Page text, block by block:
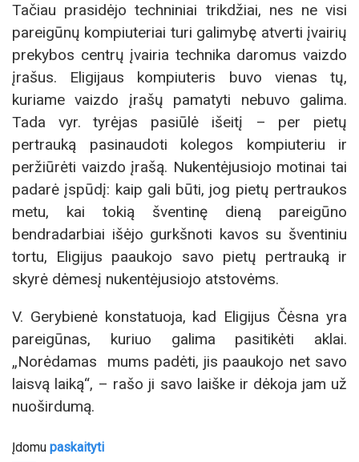
Tačiau prasidėjo techniniai trikdžiai, nes ne visi
pareigūnų kompiuteriai turi galimybę atverti įvairių
prekybos centrų įvairia technika daromus vaizdo
įrašus. Eligijaus kompiuteris buvo vienas tų,
kuriame vaizdo įrašų pamatyti nebuvo galima.
Tada vyr. tyrėjas pasiūlė išeitį – per pietų
pertrauką pasinaudoti kolegos kompiuteriu ir
peržiūrėti vaizdo įrašą. Nukentėjusiojo motinai tai
padarė įspūdį: kaip gali būti, jog pietų pertraukos
metu, kai tokią šventinę dieną pareigūno
bendradarbiai išėjo gurkšnoti kavos su šventiniu
tortu, Eligijus paaukojo savo pietų pertrauką ir
skyrė dėmesį nukentėjusiojo atstovėms.
V. Gerybienė konstatuoja, kad Eligijus Čėsna yra
pareigūnas, kuriuo galima pasitikėti aklai.
„Norėdamas mums padėti, jis paaukojo net savo
laisvą laiką“, – rašo ji savo laiške ir dėkoja jam už
nuoširdumą.
Įdomu paskaityti